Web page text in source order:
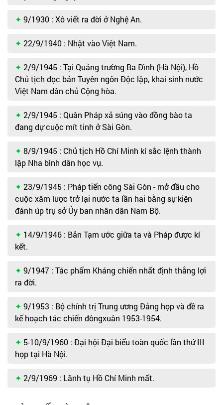
9/1930 : Xô viết ra đời ở Nghệ An.
22/9/1940 : Nhật vào Việt Nam.
2/9/1945 : Tại Quảng trường Ba Đình (Hà Nội), Hồ
Chủ tịch đọc bản Tuyên ngôn Độc lập, khai sinh nước
Việt Nam dân chủ Cộng hòa.
2/9/1945 : Quân Pháp xả súng vào đồng bào ta
đang dự cuộc mít tinh ở Sài Gòn.
8/9/1945 : Chủ tịch Hồ Chí Minh kí sắc lệnh thành
lập Nha bình dân học vụ.
23/9/1945 : Pháp tiến công Sài Gòn - mở đầu cho
cuộc xâm lược trở lại nước ta lần hai bằng sự kiện
đánh úp trụ sở Ủy ban nhân dân Nam Bộ.
14/9/1946 : Bản Tạm ước giữa ta và Pháp được kí
kết.
9/1947 : Tác phẩm Kháng chiến nhất định thắng lợi
ra đời.
9/1953 : Bộ chính trị Trung ương Đảng họp và đề ra
kế hoạch tác chiến đôngxuân 1953-1954.
5-10/9/1960 : Đại hội Đại biểu toàn quốc lần thứ III
họp tại Hà Nội.
2/9/1969 : Lãnh tụ Hồ Chí Minh mất.